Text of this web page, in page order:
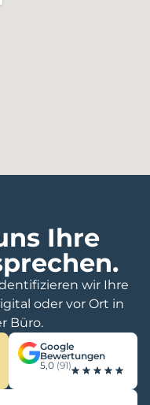
Ihre
wir Ihre
oder vor Ort in
Büro.
Google
Bewertungen
5,0 (91)